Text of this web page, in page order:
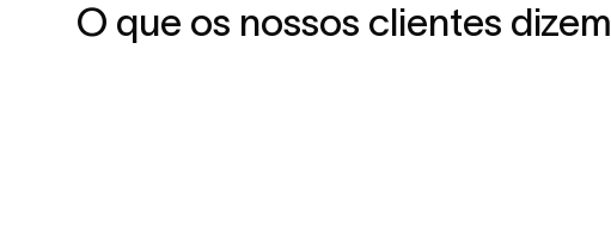
O que os nossos clientes dizem